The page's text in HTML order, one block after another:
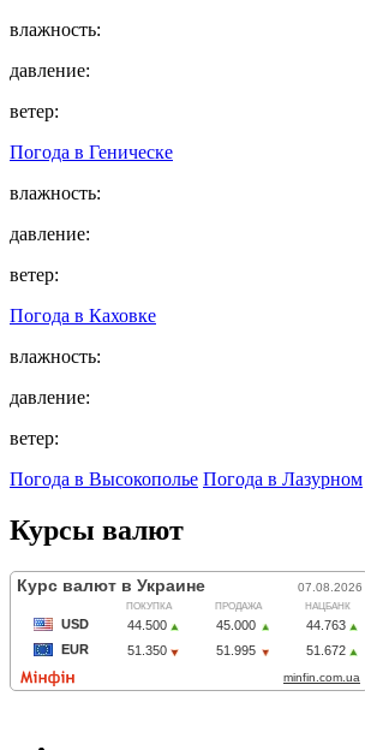
влажность:
давление:
ветер:
Погода в Геническе
влажность:
давление:
ветер:
Погода в Каховке
влажность:
давление:
ветер:
Погода в Высокополье Погода в Лазурном
Курсы валют